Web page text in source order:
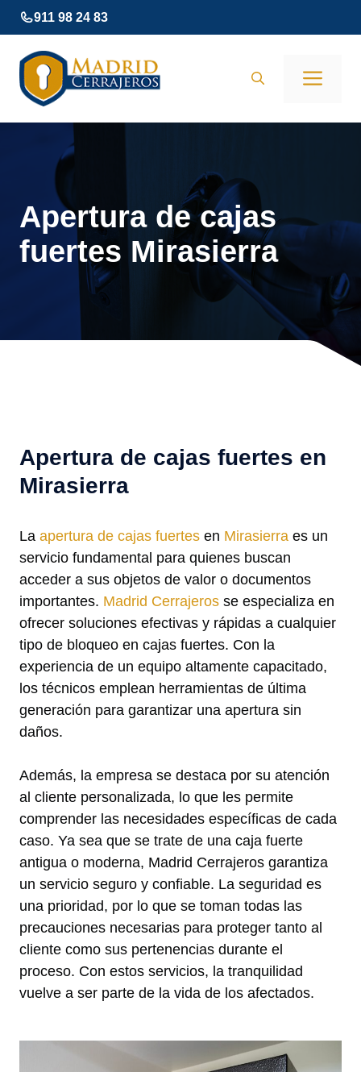
Saltar
al
contenido
911 98 24 83
Apertura de cajas
fuertes Mirasierra
Apertura de cajas fuertes en
Mirasierra
La apertura de cajas fuertes en Mirasierra es un
servicio fundamental para quienes buscan
acceder a sus objetos de valor o documentos
importantes. Madrid Cerrajeros se especializa en
ofrecer soluciones efectivas y rápidas a cualquier
tipo de bloqueo en cajas fuertes. Con la
experiencia de un equipo altamente capacitado,
los técnicos emplean herramientas de última
generación para garantizar una apertura sin
daños.
Además, la empresa se destaca por su atención
al cliente personalizada, lo que les permite
comprender las necesidades específicas de cada
caso. Ya sea que se trate de una caja fuerte
antigua o moderna, Madrid Cerrajeros garantiza
un servicio seguro y confiable. La seguridad es
una prioridad, por lo que se toman todas las
precauciones necesarias para proteger tanto al
cliente como sus pertenencias durante el
proceso. Con estos servicios, la tranquilidad
vuelve a ser parte de la vida de los afectados.